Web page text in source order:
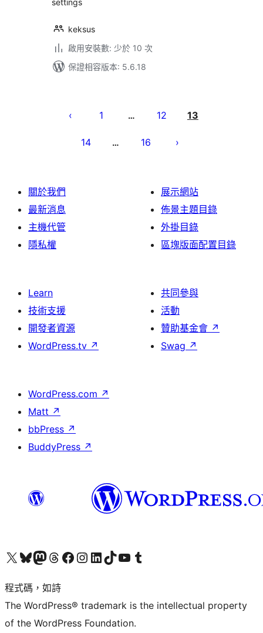
settings
keksus
啟用安裝數: 少於 10 次
保證相容版本: 5.6.18
1 … 12 13
14 … 16
關於我們
最新消息
主機代管
隱私權
展示網站
佈景主題目錄
外掛目錄
區塊版面配置目錄
Learn
技術支援
開發者資源
WordPress.tv ↗
共同參與
活動
贊助基金會 ↗
Swag ↗
WordPress.com ↗
Matt ↗
bbPress ↗
BuddyPress ↗
查看我們的 X (之前的 Twitter) 帳號造訪我們的 Bluesky 帳號造訪我們的 Mastodon 帳號造訪我們的 Threads 帳號 造訪我們的 Facebook 粉絲專頁Visit our Instagram account
Visit our LinkedIn account
造訪我們的 TikTok 帳號Visit our YouTube channel
造訪我們的 Tumblr 帳號
程式碼，如詩
The WordPress® trademark is the intellectual property
of the WordPress Foundation.